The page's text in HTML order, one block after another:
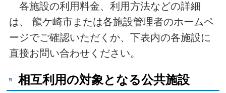
各施設の利用料金、利用方法などの詳細
は、 龍ケ崎市または各施設管理者のホームペ
ージでご確認いただくか、下表内の各施設に
直接お問い合わせください。
相互利用の対象となる公共施設